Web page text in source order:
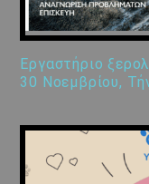
Εργαστήριο
30 Νοεμβρίου,